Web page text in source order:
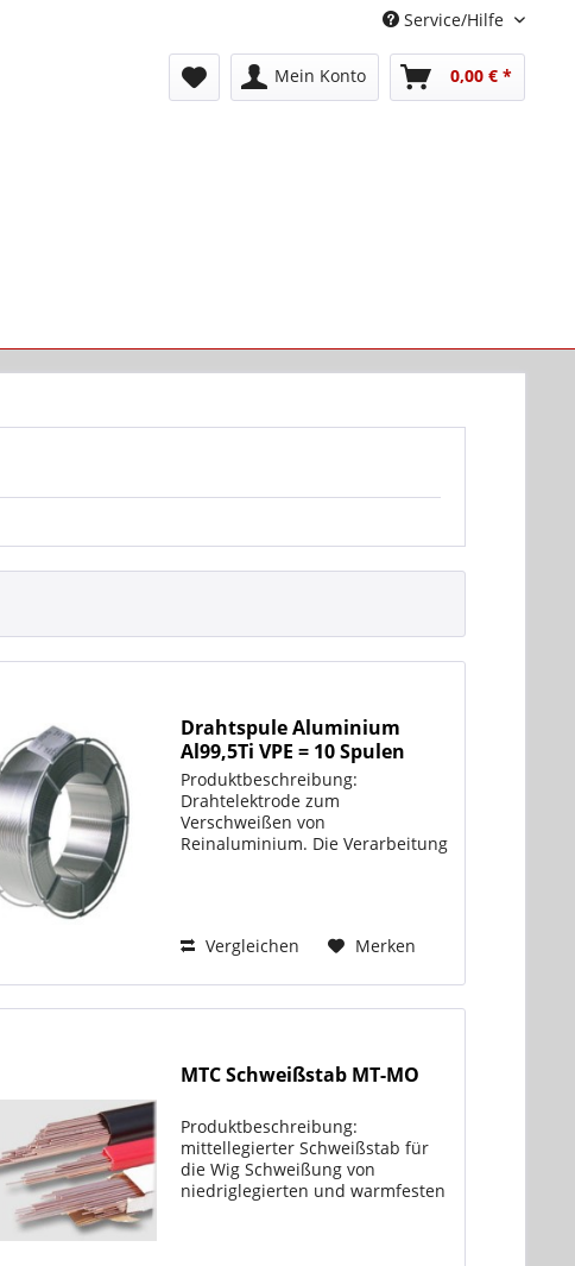
Service/Hilfe
Mein Konto 0,00 € *
Drahtspule Aluminium
Al99,5Ti VPE = 10 Spulen
Produktbeschreibung:
Drahtelektrode zum
Verschweißen von
Reinaluminium. Die Verarbeitung
Heißrisse zu vermeiden. Der
Vergleichen Merken
MTC Schweißstab MT-MO
Produktbeschreibung:
mittellegierter Schweißstab für
die Wig Schweißung von
niedriglegierten und warmfesten